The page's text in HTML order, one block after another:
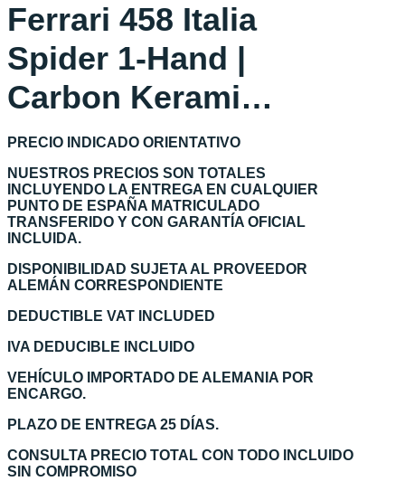
Ferrari 458 Italia
Spider 1-Hand |
Carbon Kerami…
PRECIO INDICADO ORIENTATIVO
NUESTROS PRECIOS SON TOTALES
INCLUYENDO LA ENTREGA EN CUALQUIER
PUNTO DE ESPAÑA MATRICULADO
TRANSFERIDO Y CON GARANTÍA OFICIAL
INCLUIDA.
DISPONIBILIDAD SUJETA AL PROVEEDOR
ALEMÁN CORRESPONDIENTE
DEDUCTIBLE VAT INCLUDED
IVA DEDUCIBLE INCLUIDO
VEHÍCULO IMPORTADO DE ALEMANIA POR
ENCARGO.
PLAZO DE ENTREGA 25 DÍAS.
CONSULTA PRECIO TOTAL CON TODO INCLUIDO
SIN COMPROMISO